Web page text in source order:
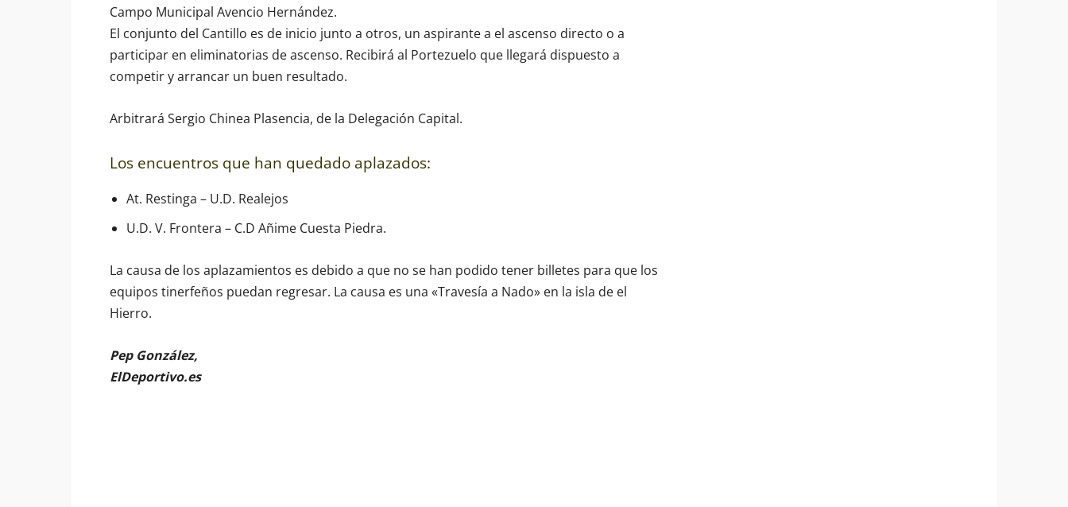
Campo Municipal Avencio Hernández.
El conjunto del Cantillo es de inicio junto a otros, un aspirante a el ascenso directo o a
participar en eliminatorias de ascenso. Recibirá al Portezuelo que llegará dispuesto a
competir y arrancar un buen resultado.
Arbitrará Sergio Chinea Plasencia, de la Delegación Capital.
Los encuentros que han quedado aplazados:
At. Restinga – U.D. Realejos
U.D. V. Frontera – C.D Añime Cuesta Piedra.
La causa de los aplazamientos es debido a que no se han podido tener billetes para que los
equipos tinerfeños puedan regresar. La causa es una «Travesía a Nado» en la isla de el
Hierro.
Pep González,
ElDeportivo.es